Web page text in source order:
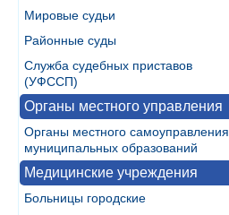
Мировые судьи
Районные суды
Служба судебных приставов
(УФССП)
Органы местного управления
Органы местного самоуправления
муниципальных образований
Медицинские учреждения
Больницы городские